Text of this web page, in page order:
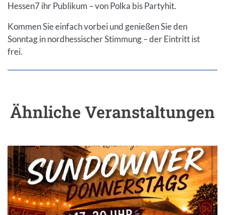
Hessen7 ihr Publikum – von Polka bis Partyhit.
Kommen Sie einfach vorbei und genießen Sie den
Sonntag in nordhessischer Stimmung – der Eintritt ist
frei.
Ähnliche Veranstaltungen